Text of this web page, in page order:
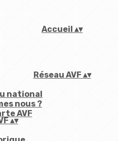
Accueil ▴▾
Réseau AVF ▴▾
national
nous ?
AVF
▴▾